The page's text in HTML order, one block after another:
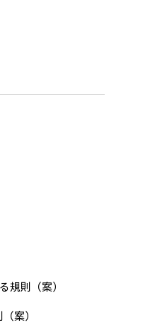
規則（案）
案）